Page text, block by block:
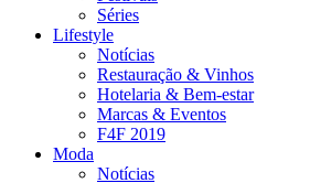
Séries
Lifestyle
Notícias
Restauração & Vinhos
Hotelaria & Bem-estar
Marcas & Eventos
F4F 2019
Moda
Notícias